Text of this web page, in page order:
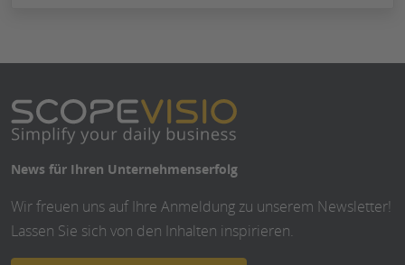
der
der
Zukunft?
News für Ihren Unternehmenserfolg
Wir freuen uns auf Ihre Anmeldung zu unserem Newsletter!
Lassen Sie sich von den Inhalten inspirieren.